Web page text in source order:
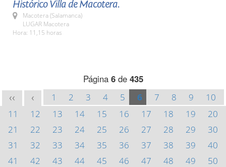
Histórico Villa de Macotera.
Macotera (Salamanca)
LUGAR Macotera
Hora: 11,15 horas
Página 6de 435
<< < 1 2 3 4 5 6 7 8 9
10
11
12 13 14 15 16 17 18 19
20
21
22 23 24 25 26 27 28 29
30
31
32 33 34 35 36 37 38 39
40
41
42 43 44 45 46 47 48 49
50